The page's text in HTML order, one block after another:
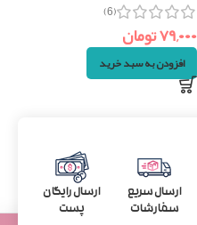
(6)
۷۹,۰۰۰تومان
افزودن به سبد خرید
ارسال سریع
سفارشات
ارسال رایگان
پست